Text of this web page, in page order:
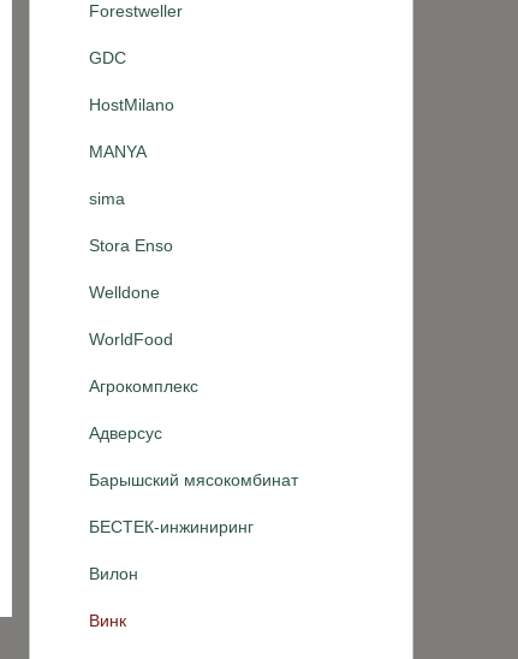
Forestweller
GDC
HostMilano
MANYA
sima
Stora Enso
Welldone
WorldFood
Агрокомплекс
Адверсус
Барышский мясокомбинат
БЕСТЕК-инжиниринг
Вилон
Винк